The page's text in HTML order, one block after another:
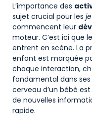
L’importance des
sujet crucial pour les
commencent leur
moteur. C’est ici que
entrent en scène. La
enfant est marquée
chaque interaction,
fondamental dans
cerveau d’un bébé
de nouvelles
rapide.